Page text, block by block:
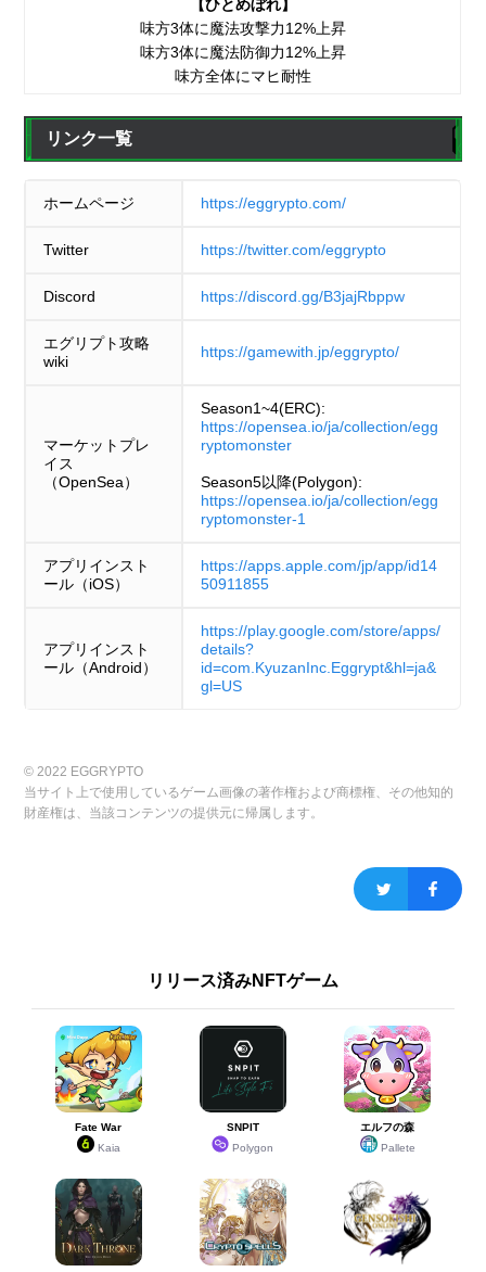
【ひとめぼれ】
味方3体に魔法攻撃力12%上昇
味方3体に魔法防御力12%上昇
味方全体にマヒ耐性
リンク一覧
ホームページ https://eggrypto.com/
Twitter https://twitter.com/eggrypto
Discord https://discord.gg/B3jajRbppw
エグリプト攻略
wiki
https://gamewith.jp/eggrypto/
マーケットプレ
イス
（OpenSea）
Season1~4(ERC):
https://opensea.io/ja/collection/egg
ryptomonster
Season5以降(Polygon):
https://opensea.io/ja/collection/egg
ryptomonster-1
アプリインスト
ール（iOS）
https://apps.apple.com/jp/app/id14
50911855
アプリインスト
ール（Android）
https://play.google.com/store/apps/
details?
id=com.KyuzanInc.Eggrypt&hl=ja&
gl=US
© 2022 EGGRYPTO
当サイト上で使用しているゲーム画像の著作権および商標権、その他知的
財産権は、当該コンテンツの提供元に帰属します。
リリース済みNFTゲーム
Fate War
Kaia
SNPIT
Polygon
エルフの森
Pallete